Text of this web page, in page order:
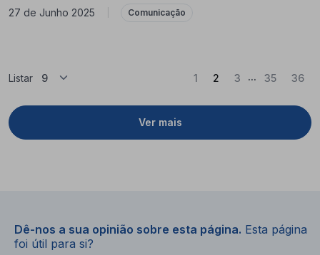
27 de Junho 2025 Comunicação
Listar
Ver mais
1 2 (Atual)
3 ... 35 36
Dê-nos a sua opinião sobre esta página. Esta página
foi útil para si?